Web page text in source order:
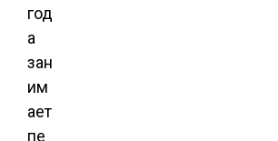
год
а
зан
им
ает
пе